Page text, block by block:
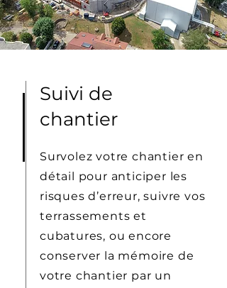
Suivi de
chantier
Survolez votre chantier en
détail pour anticiper les
risques d’erreur, suivre vos
terrassements et
cubatures, ou encore
conserver la mémoire de
votre chantier par un